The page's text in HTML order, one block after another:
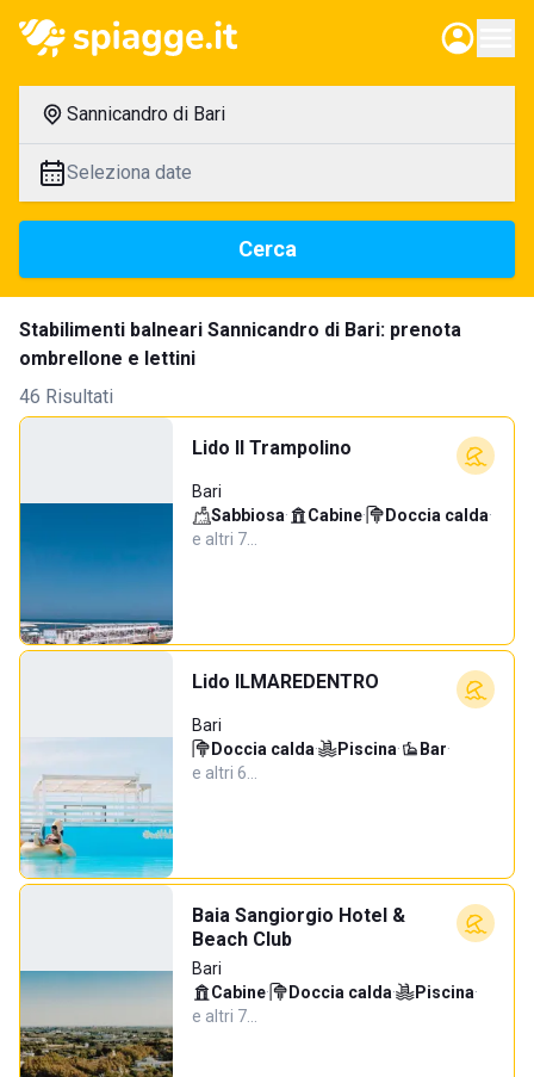
Sannicandro di Bari
Seleziona date
Cerca
Stabilimenti balneari Sannicandro di Bari: prenota
ombrellone e lettini
46 Risultati
Lido Il Trampolino
Bari
Sabbiosa· Cabine· Doccia calda·
e altri 7…
Lido ILMAREDENTRO
Bari
Doccia calda· Piscina· Bar·
e altri 6…
Baia Sangiorgio Hotel &
Beach Club
Bari
Cabine· Doccia calda· Piscina·
e altri 7…